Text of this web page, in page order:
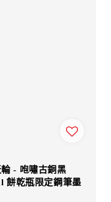
輪 - 咆嘯古銅黑
餅乾瓶限定鋼筆墨